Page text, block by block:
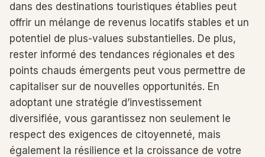
dans des destinations touristiques établies peut
offrir un mélange de revenus locatifs stables et un
potentiel de plus-values ​​substantielles. De plus,
rester informé des tendances régionales et des
points chauds émergents peut vous permettre de
capitaliser sur de nouvelles opportunités. En
adoptant une stratégie d’investissement
diversifiée, vous garantissez non seulement le
respect des exigences de citoyenneté, mais
également la résilience et la croissance de votre